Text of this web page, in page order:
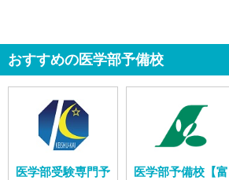
おすすめの医学部予備校
医学部受験専門予
医学部予備校【富